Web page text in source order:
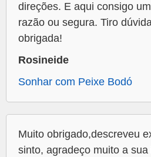
direções. E aqui consigo
razão ou segura. Tiro
obrigada!
Rosineide
Sonhar com Peixe Bodó
Muito obrigado,descreveu
sinto, agradeço muito a